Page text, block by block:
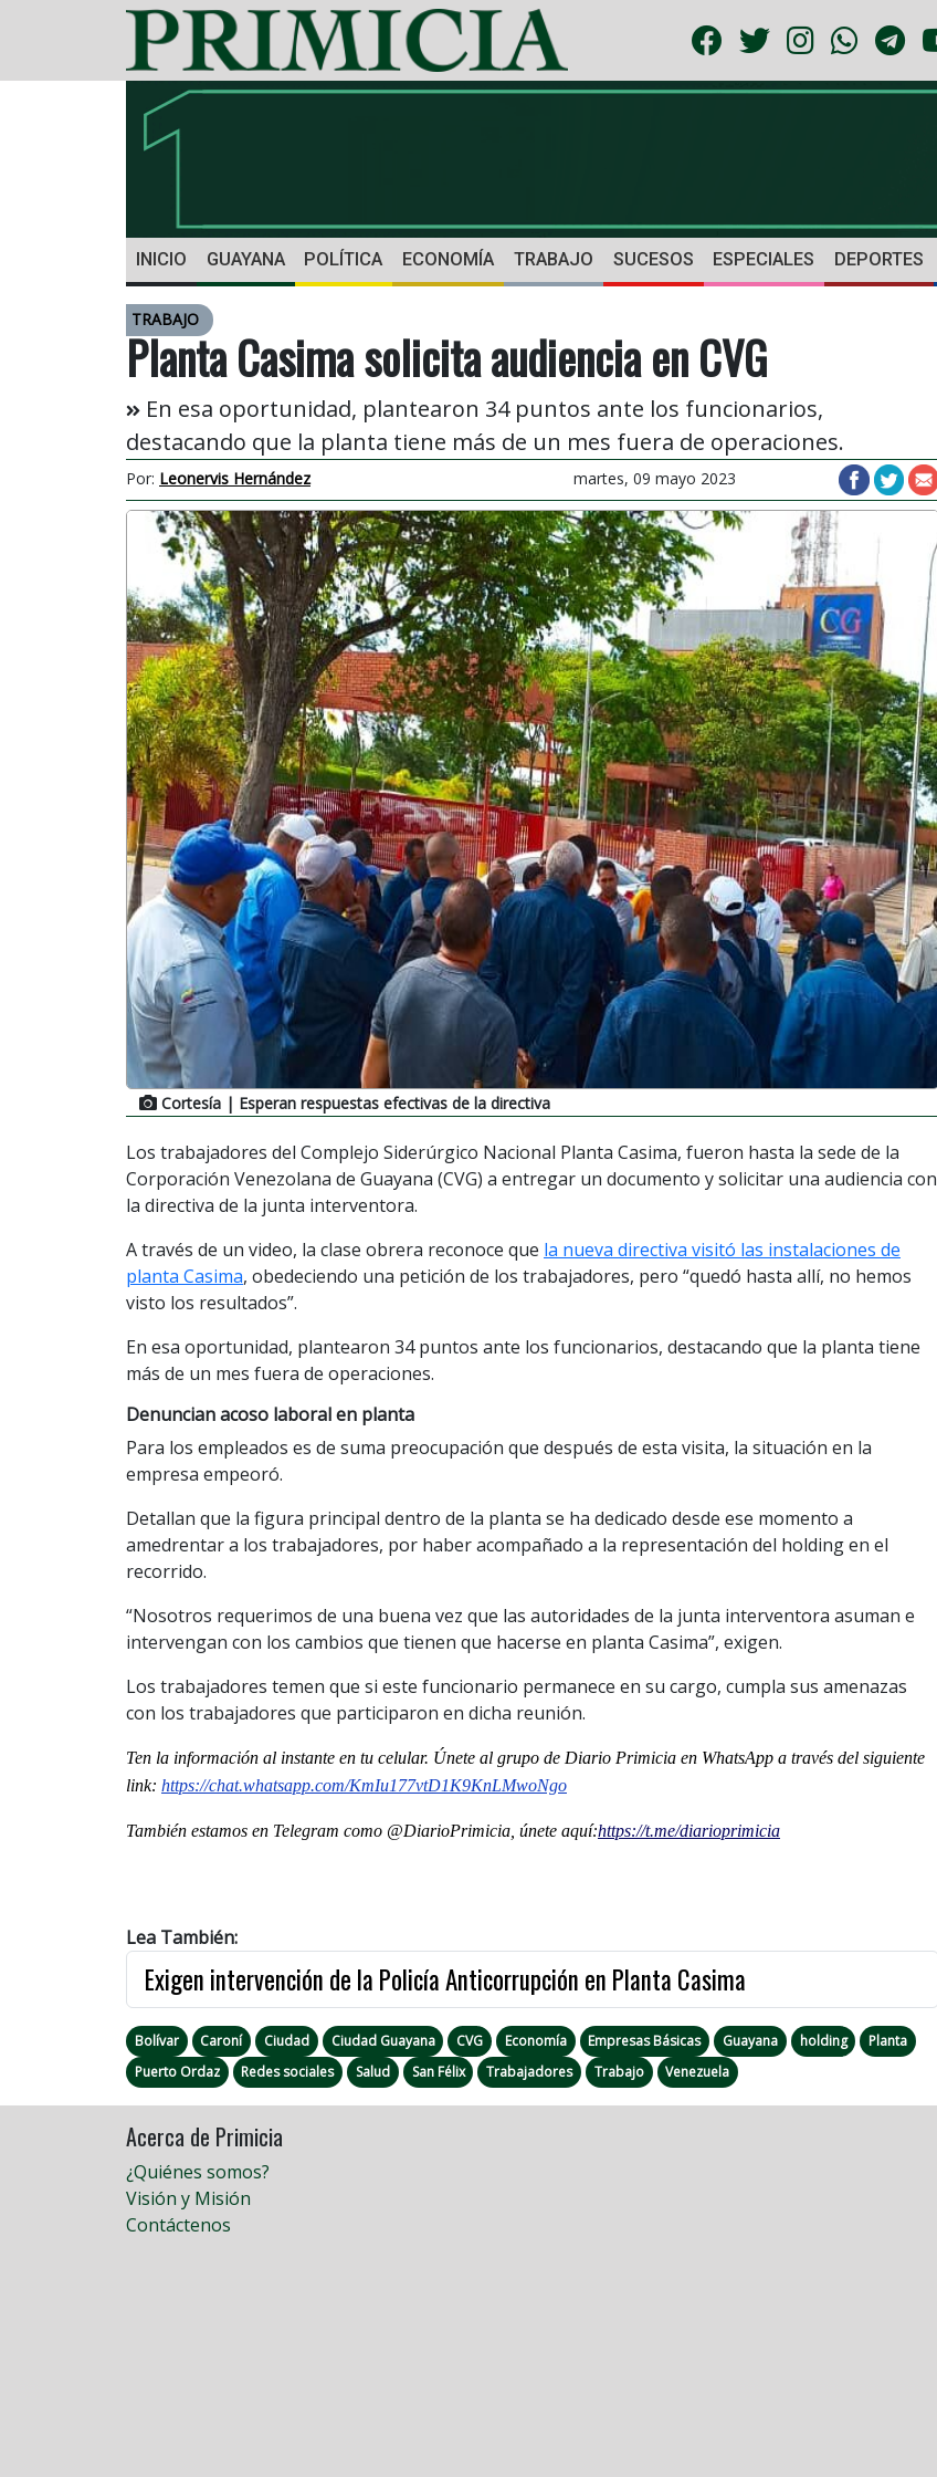
INICIO GUAYANA POLÍTICA ECONOMÍA TRABAJO SUCESOS ESPECIALES DEPORTES
TRABAJO
Planta Casima solicita audiencia en CVG
En esa oportunidad, plantearon 34 puntos ante los funcionarios,
destacando que la planta tiene más de un mes fuera de operaciones.
Por: Leonervis Hernández martes, 09 mayo 2023
Cortesía | Esperan respuestas efectivas de la directiva
Los trabajadores del Complejo Siderúrgico Nacional Planta Casima, fueron hasta la sede de la
Corporación Venezolana de Guayana (CVG) a entregar un documento y solicitar una audiencia con
la directiva de la junta interventora.
A través de un video, la clase obrera reconoce que la nueva directiva visitó las instalaciones de
planta Casima, obedeciendo una petición de los trabajadores, pero “quedó hasta allí, no hemos
visto los resultados”.
En esa oportunidad, plantearon 34 puntos ante los funcionarios, destacando que la planta tiene
más de un mes fuera de operaciones.
Denuncian acoso laboral en planta
Para los empleados es de suma preocupación que después de esta visita, la situación en la
empresa empeoró.
Detallan que la figura principal dentro de la planta se ha dedicado desde ese momento a
amedrentar a los trabajadores, por haber acompañado a la representación del holding en el
recorrido.
“Nosotros requerimos de una buena vez que las autoridades de la junta interventora asuman e
intervengan con los cambios que tienen que hacerse en planta Casima”, exigen.
Los trabajadores temen que si este funcionario permanece en su cargo, cumpla sus amenazas
con los trabajadores que participaron en dicha reunión.
Ten la información al instante en tu celular. Únete al grupo de Diario Primicia en WhatsApp a través del siguiente
link: https://chat.whatsapp.com/KmIu177vtD1K9KnLMwoNgo
También estamos en Telegram como @DiarioPrimicia, únete aquí:https://t.me/diarioprimicia
Lea También:
Exigen intervención de la Policía Anticorrupción en Planta Casima
Bolívar Caroní Ciudad Ciudad Guayana CVG Economía Empresas Básicas Guayana holding
Planta
Puerto Ordaz
Redes sociales Salud San Félix Trabajadores Trabajo Venezuela
Acerca de Primicia
¿Quiénes somos?
Visión y Misión
Contáctenos